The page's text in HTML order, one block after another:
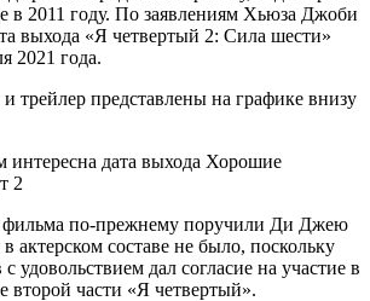
в 2011 году. По заявлениям Хьюза Джоби
выхода «Я четвертый 2: Сила шести»
2021 года.
трейлер представлены на графике внизу
интересна дата выхода Хорошие
2
фильма по-прежнему поручили Ди Джею
актерском составе не было, поскольку
удовольствием дал согласие на участие в
второй части «Я четвертый».